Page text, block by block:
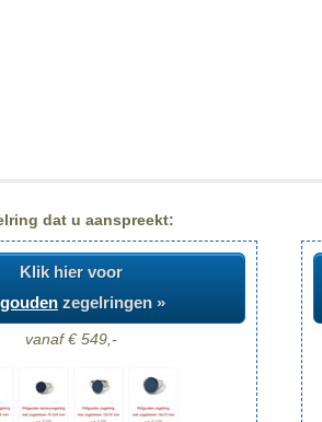
dat u aanspreekt:
Klik hier voor
zegelringen »
vanaf € 549,-